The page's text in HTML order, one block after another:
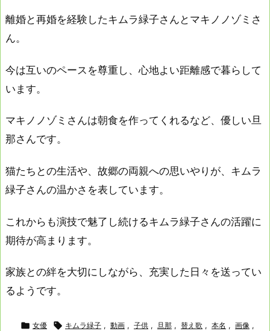
離婚と再婚を経験したキムラ緑子さんとマキノノゾミさ
ん。
今は互いのペースを尊重し、心地よい距離感で暮らして
います。
マキノノゾミさんは朝食を作ってくれるなど、優しい旦
那さんです。
猫たちとの生活や、故郷の両親への思いやりが、キムラ
緑子さんの温かさを表しています。
これからも演技で魅了し続けるキムラ緑子さんの活躍に
期待が高まります。
家族との絆を大切にしながら、充実した日々を送ってい
るようです。
 女優  キムラ緑子 , 動画 , 子供 , 旦那 , 替え歌 , 本名 , 画像 ,